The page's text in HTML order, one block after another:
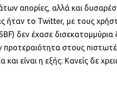
απορίες, αλλά και
ήταν το Twitter, με τους
δεν έχασε
στους
είναι η εξής: Κανείς δε